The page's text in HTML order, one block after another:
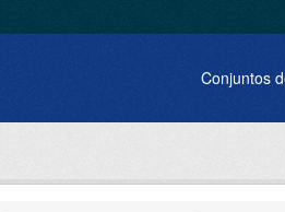
Conjuntos